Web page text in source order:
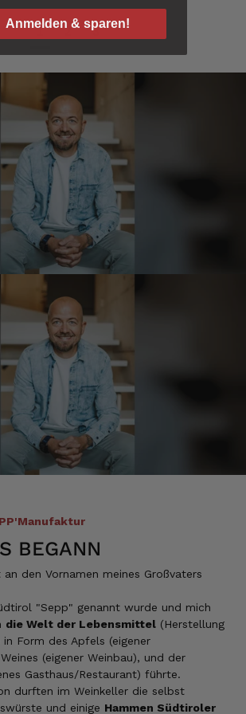
1 2 3
BEGANN
an den Vornamen meines Großvaters
"Sepp" genannt wurde und mich
die Welt der Lebensmittel (Herstellung
in Form des Apfels (eigener
(eigener Weinbau), und der
Gasthaus/Restaurant) führte.
durften im Weinkeller die selbst
und einige Hammen Südtiroler
Geschmack die Lieferung und die
alles super. Bei kleinen
ohne bedenken bestellen.
Verifizierter Kunde
gute Produkte und auch eine schnelle
Produkte auch lange haltbar.
Verifizierter Kunde
Ware wurde sehr schnell geliefert und ich
sie dann auch gleich probiert und es ist
ein wunderbarer Geschmack aus
und ich bin froh, dass sie so eine gute
liefert
Verifizierter Kunde
Schinken schmeckt sehr gut durch die
Ich würde mir wünschen
Teile zu bestellen. Meistens sind es
Angebot, Qualität und Geschmack -
1
Kunde
Anmelden & sparen!